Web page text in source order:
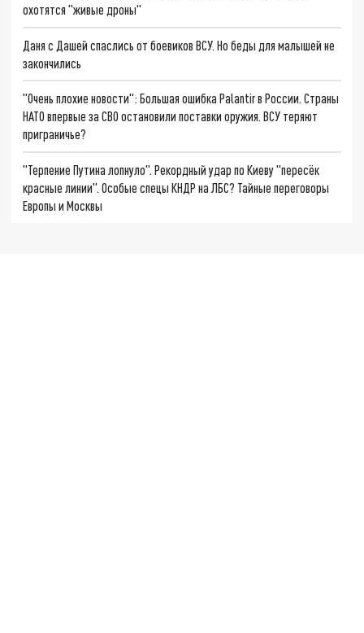
охотятся "живые дроны"
Даня с Дашей спаслись от боевиков ВСУ. Но беды для малышей не
закончились
"Очень плохие новости": Большая ошибка Palantir в России. Страны
НАТО впервые за СВО остановили поставки оружия. ВСУ теряют
приграничье?
"Терпение Путина лопнуло". Рекордный удар по Киеву "пересёк
красные линии". Особые спецы КНДР на ЛБС? Тайные переговоры
Европы и Москвы